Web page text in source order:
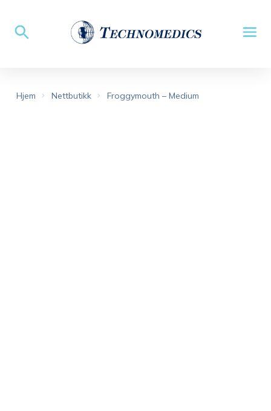
Hjem Nettbutikk Froggymouth – Medium